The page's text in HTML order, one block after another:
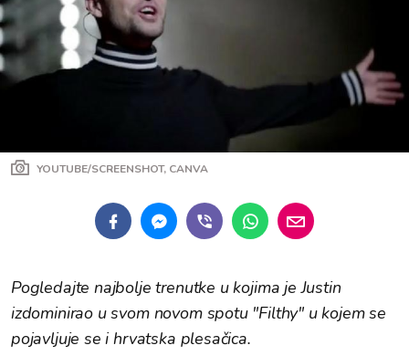
YOUTUBE/SCREENSHOT, CANVA
Pogledajte najbolje trenutke u kojima je Justin
izdominirao u svom novom spotu "Filthy" u kojem se
pojavljuje se i hrvatska plesačica.